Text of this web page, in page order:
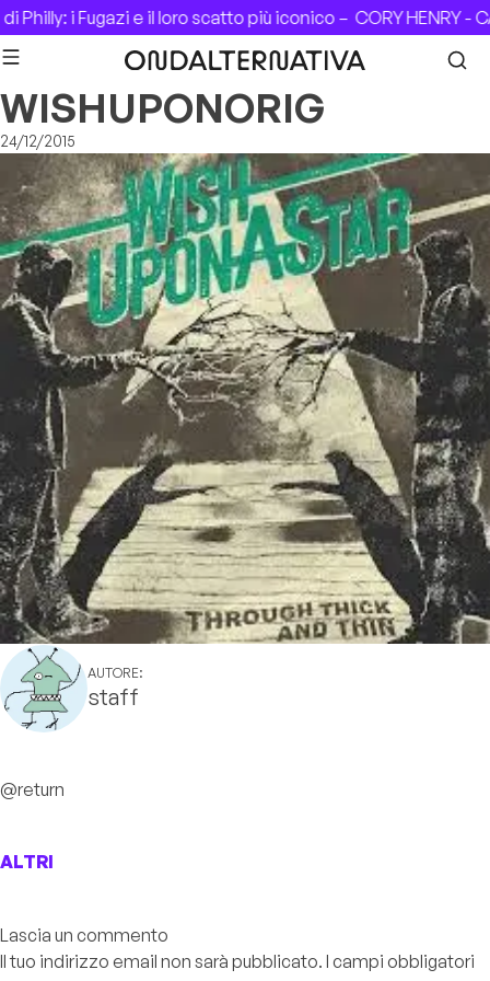
Skip to content
Philly: i Fugazi e il loro scatto più iconico –CORY HENRY -
WISHUPONORIG
24/12/2015
AUTORE:
staff
@return
ALTRI
Lascia un commento
Il tuo indirizzo email non sarà pubblicato. I campi obbligatori